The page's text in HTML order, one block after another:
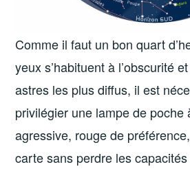
Comme il faut un bon quart
yeux s’habituent à l’obscurité
astres les plus diffus, il est
privilégier une lampe de poche
agressive, rouge de
carte sans perdre les